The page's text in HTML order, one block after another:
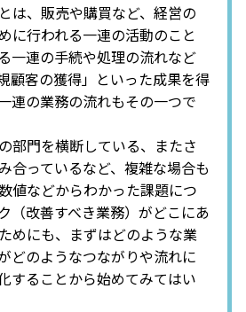
は、販売や購買など、経営の
に行われる一連の活動のこと
一連の手続や処理の流れなど
顧客の獲得」といった成果を得
連の業務の流れもその一つで
部門を横断している、またさ
合っているなど、複雑な場合も
値などからわかった課題につ
（改善すべき業務）がどこにあ
めにも、まずはどのような業
どのようなつながりや流れに
することから始めてみてはい